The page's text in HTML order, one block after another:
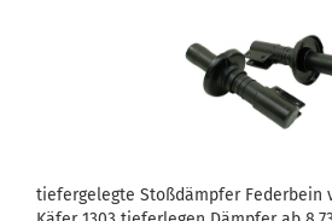
tiefergelegte Stoßdämpfer Federbein